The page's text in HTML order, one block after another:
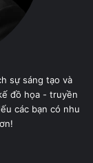
sự sáng tạo và
đồ họa - truyền
các bạn có nhu